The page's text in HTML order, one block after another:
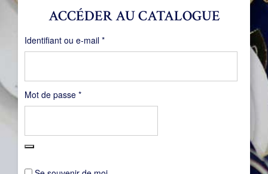
ACCÉDER AU CATALOGUE
Identifiant ou e-mail *Obligatoire
Mot de passe *Obligatoire